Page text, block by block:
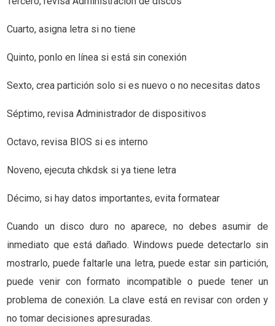
Cuarto, asigna letra si no tiene
Quinto, ponlo en línea si está sin conexión
Sexto, crea partición solo si es nuevo o no necesitas datos
Séptimo, revisa Administrador de dispositivos
Octavo, revisa BIOS si es interno
Noveno, ejecuta chkdsk si ya tiene letra
Décimo, si hay datos importantes, evita formatear
Cuando un disco duro no aparece, no debes asumir de
inmediato que está dañado. Windows puede detectarlo sin
mostrarlo, puede faltarle una letra, puede estar sin partición,
puede venir con formato incompatible o puede tener un
problema de conexión. La clave está en revisar con orden y
no tomar decisiones apresuradas.